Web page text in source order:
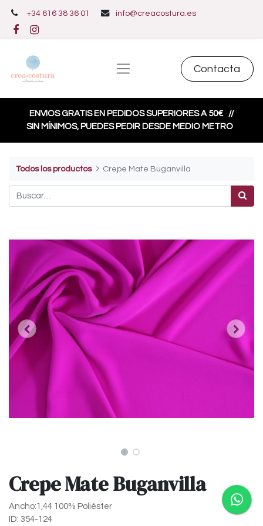
+34 616 38 36 01 info@creacostura.es
Contacta
ENVIOS GRATIS EN PEDIDOS SUPERIORES A 50€ //
SIN MÍNIMOS, PUEDES PEDIR DESDE MEDIO METRO
Todos los productos Crepe Mate Buganvilla
Crepe Mate Buganvilla
Ancho:1,44 100% Poliéster
ID: 354-124